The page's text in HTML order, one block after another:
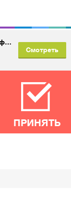
Выбирай: Места Рядом и Афиша
Смотреть
ПРИНЯТЬ